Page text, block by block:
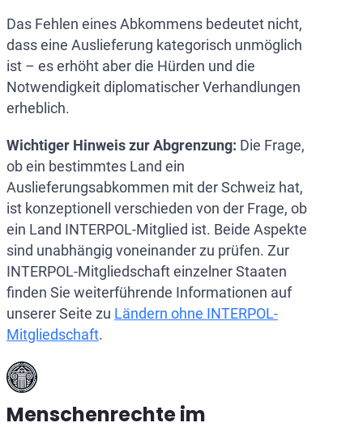
Das Fehlen eines Abkommens bedeutet nicht,
dass eine Auslieferung kategorisch unmöglich
ist – es erhöht aber die Hürden und die
Notwendigkeit diplomatischer Verhandlungen
erheblich.
Wichtiger Hinweis zur Abgrenzung: Die Frage,
ob ein bestimmtes Land ein
Auslieferungsabkommen mit der Schweiz hat,
ist konzeptionell verschieden von der Frage, ob
ein Land INTERPOL-Mitglied ist. Beide Aspekte
sind unabhängig voneinander zu prüfen. Zur
INTERPOL-Mitgliedschaft einzelner Staaten
finden Sie weiterführende Informationen auf
unserer Seite zu Ländern ohne INTERPOL-
Mitgliedschaft.
Menschenrechte im